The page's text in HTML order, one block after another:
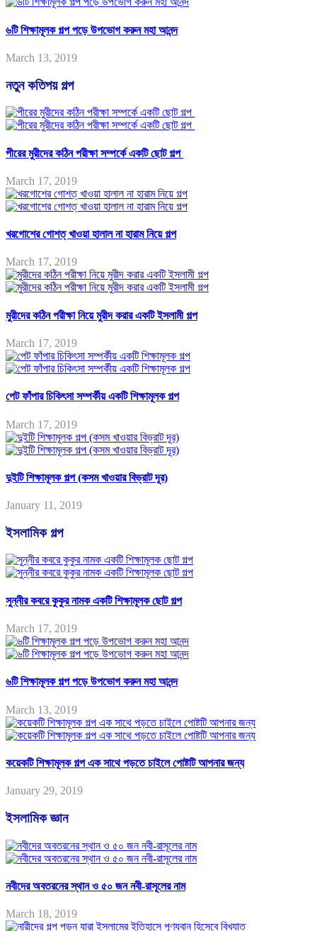
৬টি শিক্ষামূলক গল্প পড়ে উপভোগ করুন মহা আনন্দ
March 13, 2019
নতুন কতিপয় গল্প
পীরের মুরীদের কঠিন পরীক্ষা সম্পর্কে একটি ছোট গল্প
March 17, 2019
খরগোশের গোশত্ খাওয়া হালাল না হারাম নিয়ে গল্প
March 17, 2019
মুরীদের কঠিন পরীক্ষা নিয়ে মুরীদ করার একটি ইসলামী গল্প
March 17, 2019
পেট ফাঁপার চিকিৎসা সম্পর্কীয় একটি শিক্ষামূলক গল্প
March 17, 2019
দুইটি শিক্ষামূলক গল্প (কসম খাওয়ার বিভ্রাট দূর)
January 11, 2019
ইসলামিক গল্প
সুন্নীর কবরে কুকুর নামক একটি শিক্ষামূলক ছোট গল্প
March 17, 2019
৬টি শিক্ষামূলক গল্প পড়ে উপভোগ করুন মহা আনন্দ
March 13, 2019
কয়েকটি শিক্ষামূলক গল্প এক সাথে পড়তে চাইলে পোষ্টটি আপনার জন্য
January 29, 2019
ইসলামিক জ্ঞান
নবীদের অবতরনের স্থান ও ৫০ জন নবী-রাসূলের নাম
March 18, 2019